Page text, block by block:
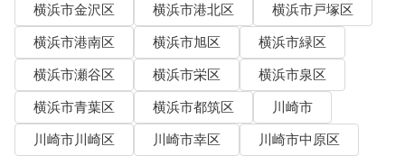
横浜市金沢区
横浜市港北区
横浜市戸塚区
横浜市港南区
横浜市旭区
横浜市緑区
横浜市瀬谷区
横浜市栄区
横浜市泉区
横浜市青葉区
横浜市都筑区
川崎市
川崎市川崎区
川崎市幸区
川崎市中原区